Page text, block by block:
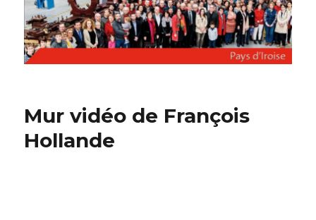
Mur vidéo de François
Hollande